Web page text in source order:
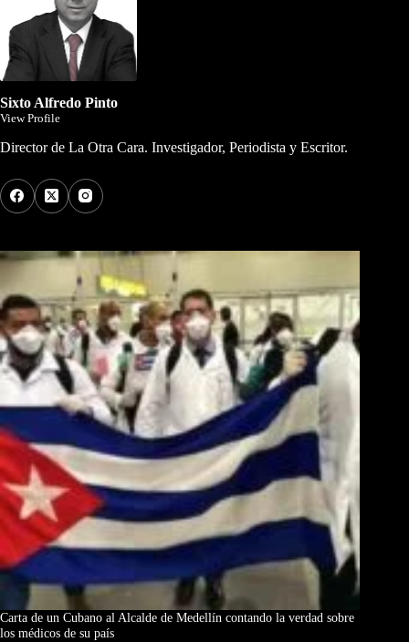
Sixto Alfredo Pinto
View Profile
Director de La Otra Cara. Investigador, Periodista y Escritor.
Carta de un Cubano al Alcalde de Medellín contando la verdad sobre
los médicos de su país